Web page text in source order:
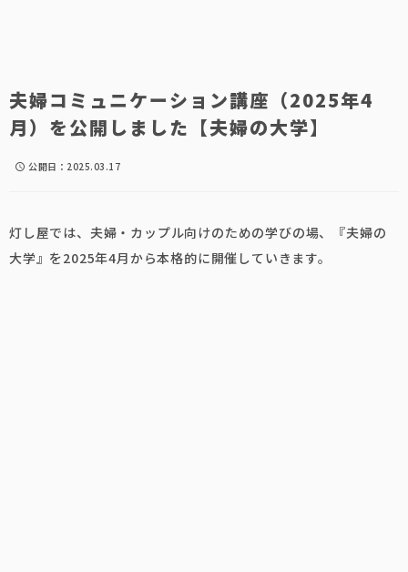
夫婦コミュニケーション講座（2025年4
月）を公開しました【夫婦の大学】
schedule 公開日： 2025.03.17
灯し屋では、夫婦・カップル向けのための学びの場、『夫婦の
大学』を2025年4月から本格的に開催していきます。